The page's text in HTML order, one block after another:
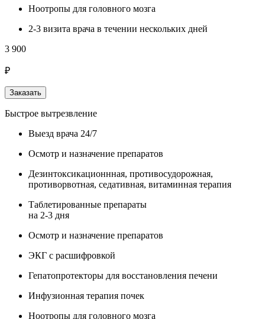
Ноотропы для головного мозга
2-3 визита врача в течении нескольких дней
3 900
₽
Заказать
Быстрое вытрезвление
Выезд врача 24/7
Осмотр и назначение препаратов
Дезинтоксикационнная, противосудорожная,
противорвотная, седативная, витаминная терапия
Таблетированные препараты
на 2-3 дня
Осмотр и назначение препаратов
ЭКГ с расшифровкой
Гепатопротекторы для восстановления печени
Инфузионная терапия почек
Ноотропы для головного мозга